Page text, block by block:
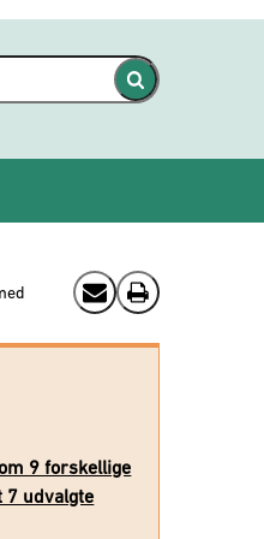
søgeord for at søge på
Fold søgefelt ind
Send email
Print
9 forskellige
7 udvalgte